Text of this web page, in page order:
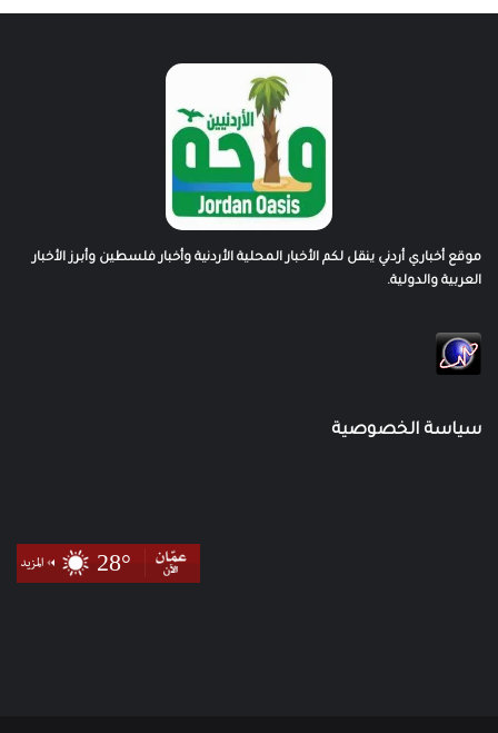
موقع أخباري أردني ينقل لكم الأخبار المحلية الأردنية وأخبار فلسطين وأبرز الأخبار
العربية والدولية.
سياسة الخصوصية